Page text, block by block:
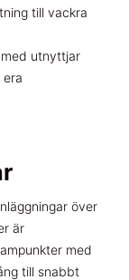
till vackra
utnyttjar
över
är
med
till snabbt